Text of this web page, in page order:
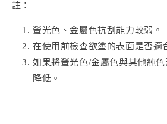
註：
螢光色、金屬色抗刮能力較弱。
在使用前檢查欲塗的表面是否適
如果將螢光色/金屬色與其他純
降低。